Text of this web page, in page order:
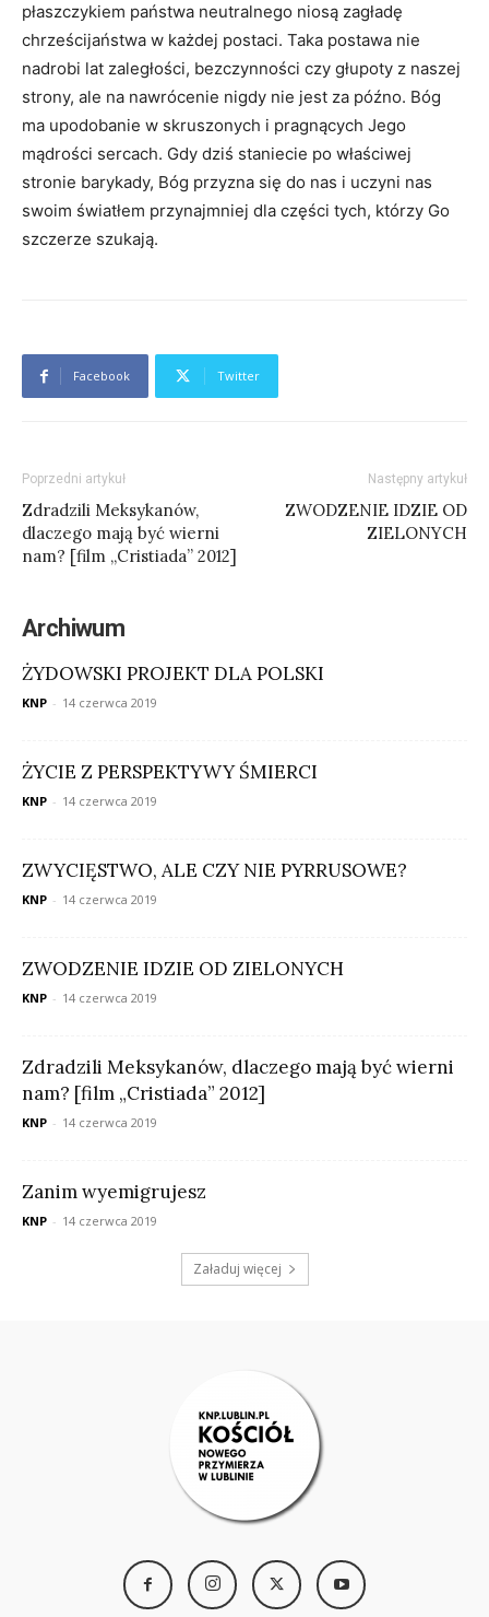
płaszczykiem państwa neutralnego niosą zagładę
chrześcijaństwa w każdej postaci. Taka postawa nie
nadrobi lat zaległości, bezczynności czy głupoty z naszej
strony, ale na nawrócenie nigdy nie jest za późno. Bóg
ma upodobanie w skruszonych i pragnących Jego
mądrości sercach. Gdy dziś staniecie po właściwej
stronie barykady, Bóg przyzna się do nas i uczyni nas
swoim światłem przynajmniej dla części tych, którzy Go
szczerze szukają.
Facebook Twitter
Poprzedni artykuł
Zdradzili Meksykanów,
dlaczego mają być wierni
nam? [film „Cristiada” 2012]
Następny artykuł
ZWODZENIE IDZIE OD
ZIELONYCH
Archiwum
ŻYDOWSKI PROJEKT DLA POLSKI
KNP - 14 czerwca 2019
ŻYCIE Z PERSPEKTYWY ŚMIERCI
KNP - 14 czerwca 2019
ZWYCIĘSTWO, ALE CZY NIE PYRRUSOWE?
KNP - 14 czerwca 2019
ZWODZENIE IDZIE OD ZIELONYCH
KNP - 14 czerwca 2019
Zdradzili Meksykanów, dlaczego mają być wierni
nam? [film „Cristiada” 2012]
KNP - 14 czerwca 2019
Zanim wyemigrujesz
KNP - 14 czerwca 2019
Załaduj więcej